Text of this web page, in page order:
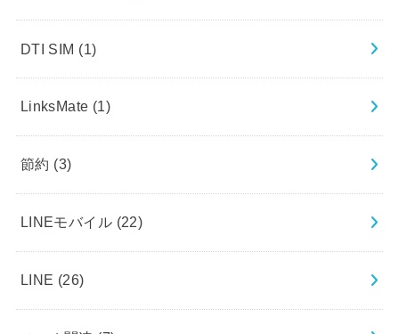
DTI SIM (1)
LinksMate (1)
節約 (3)
LINEモバイル (22)
LINE (26)